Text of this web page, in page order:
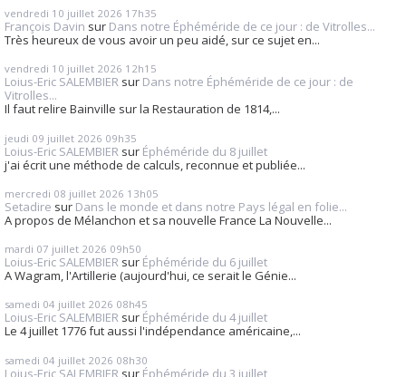
vendredi 10 juillet 2026 17h35
François Davin sur Dans notre Éphéméride de ce jour : de Vitrolles...
Très heureux de vous avoir un peu aidé, sur ce sujet en...
vendredi 10 juillet 2026 12h15
Loius-Eric SALEMBIER sur Dans notre Éphéméride de ce jour : de
Vitrolles...
Il faut relire Bainville sur la Restauration de 1814,...
jeudi 09 juillet 2026 09h35
Loius-Eric SALEMBIER sur Éphéméride du 8 juillet
j'ai écrit une méthode de calculs, reconnue et publiée...
mercredi 08 juillet 2026 13h05
Setadire sur Dans le monde et dans notre Pays légal en folie...
A propos de Mélanchon et sa nouvelle France La Nouvelle...
mardi 07 juillet 2026 09h50
Loius-Eric SALEMBIER sur Éphéméride du 6 juillet
A Wagram, l'Artillerie (aujourd'hui, ce serait le Génie...
samedi 04 juillet 2026 08h45
Loius-Eric SALEMBIER sur Éphéméride du 4 juillet
Le 4 juillet 1776 fut aussi l'indépendance américaine,...
samedi 04 juillet 2026 08h30
Loius-Eric SALEMBIER sur Éphéméride du 3 juillet